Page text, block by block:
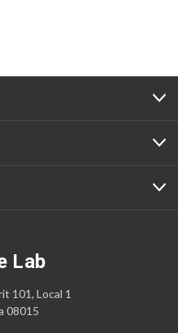
Lab
101, Local 1
08015